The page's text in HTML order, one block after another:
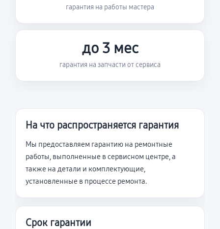
гарантия на работы мастера
до 3 мес
гарантия на запчасти от сервиса
На что распространяется гарантия
Мы предоставляем гарантию на ремонтные
работы, выполненные в сервисном центре, а
также на детали и комплектующие,
установленные в процессе ремонта.
Срок гарантии